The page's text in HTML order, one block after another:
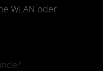
WLAN oder